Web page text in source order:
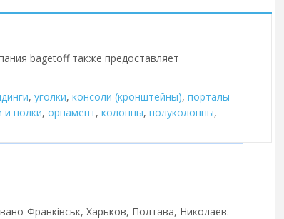
bagetoff также предоставляет
, уголки, консоли (кронштейны), порталы
и полки, орнамент, колонны, полуколонны,
Франківськ, Харьков, Полтава, Николаев.